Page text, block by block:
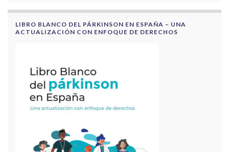
LIBRO BLANCO DEL PÁRKINSON EN ESPAÑA – UNA
ACTUALIZACIÓN CON ENFOQUE DE DERECHOS